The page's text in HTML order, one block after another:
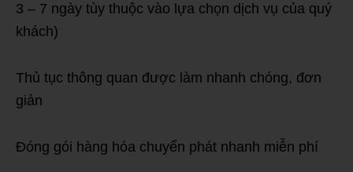
3 – 7 ngày tùy thuộc vào lựa chọn dịch vụ của quý
khách)
Thủ tục thông quan được làm nhanh chóng, đơn
giản
Đóng gói hàng hóa chuyển phát nhanh miễn phí